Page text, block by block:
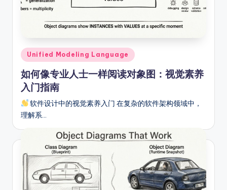
fi
d
C
hi
n
e
s
-
A
Posted
in
Unified Modeling Language
如何像专业人士一样阅读对象图：视觉素养
入门指南
软件设计中的视觉素养入门 在复杂的软件架构领域中，
理解系…